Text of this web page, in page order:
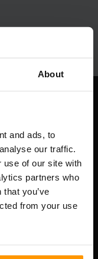
About
and ads, to
our traffic.
use of our site with
partners who
you’ve
from your use
linnaosa,